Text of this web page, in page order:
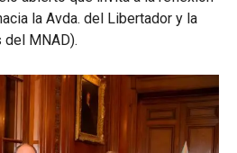
la Avda. del Libertador y la
MNAD).